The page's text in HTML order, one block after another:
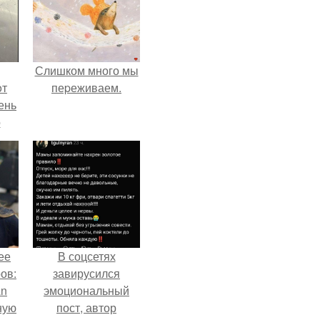
Слишком много мы
пеpеживаем.
В соцсетях
завирусился
эмоциональный
пост, автор